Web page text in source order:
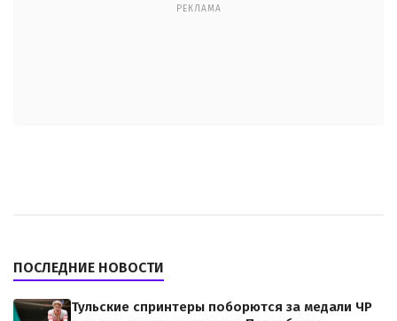
РЕКЛАМА
ПОСЛЕДНИЕ НОВОСТИ
Тульские спринтеры поборются за медали ЧР